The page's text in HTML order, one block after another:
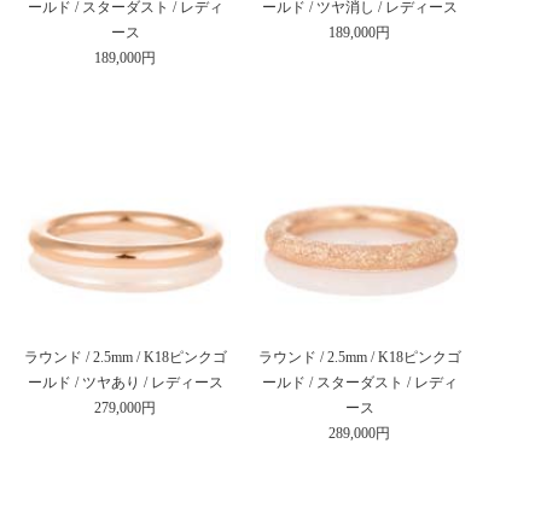
ールド / スターダスト / レディ
ース
189,000円
ールド / ツヤ消し / レディース
189,000円
ラウンド / 2.5mm / K18ピンクゴ
ールド / ツヤあり / レディース
279,000円
ラウンド / 2.5mm / K18ピンクゴ
ールド / スターダスト / レディ
ース
289,000円